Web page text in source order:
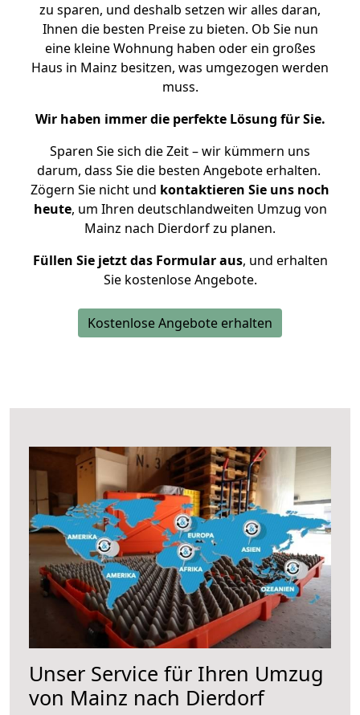
zu sparen, und deshalb setzen wir alles daran,
Ihnen die besten Preise zu bieten. Ob Sie nun
eine kleine Wohnung haben oder ein großes
Haus in Mainz besitzen, was umgezogen werden
muss.
Wir haben immer die perfekte Lösung für Sie.
Sparen Sie sich die Zeit – wir kümmern uns
darum, dass Sie die besten Angebote erhalten.
Zögern Sie nicht und kontaktieren Sie uns noch
heute, um Ihren deutschlandweiten Umzug von
Mainz nach Dierdorf zu planen.
Füllen Sie jetzt das Formular aus, und erhalten
Sie kostenlose Angebote.
Kostenlose Angebote erhalten
Unser Service für Ihren Umzug
von Mainz nach Dierdorf